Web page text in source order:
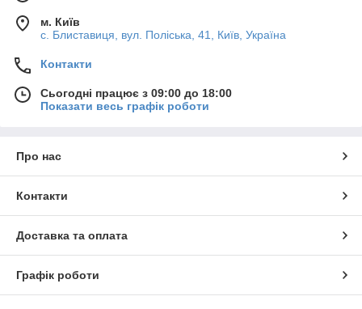
м. Київ
с. Блиставиця, вул. Поліська, 41, Київ, Україна
Контакти
Сьогодні працює з 09:00 до 18:00
Показати весь графік роботи
Про нас
Контакти
Доставка та оплата
Графік роботи